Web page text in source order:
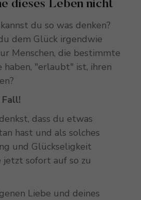
dieses Leben nicht
du so was denken?
dem Glück irgendwie
Menschen, die bestimmte
haben, "erlaubt" ist, ihren
dass du etwas
hast und als solches
und Glückseligkeit
sofort auf so zu
Liebe und deines